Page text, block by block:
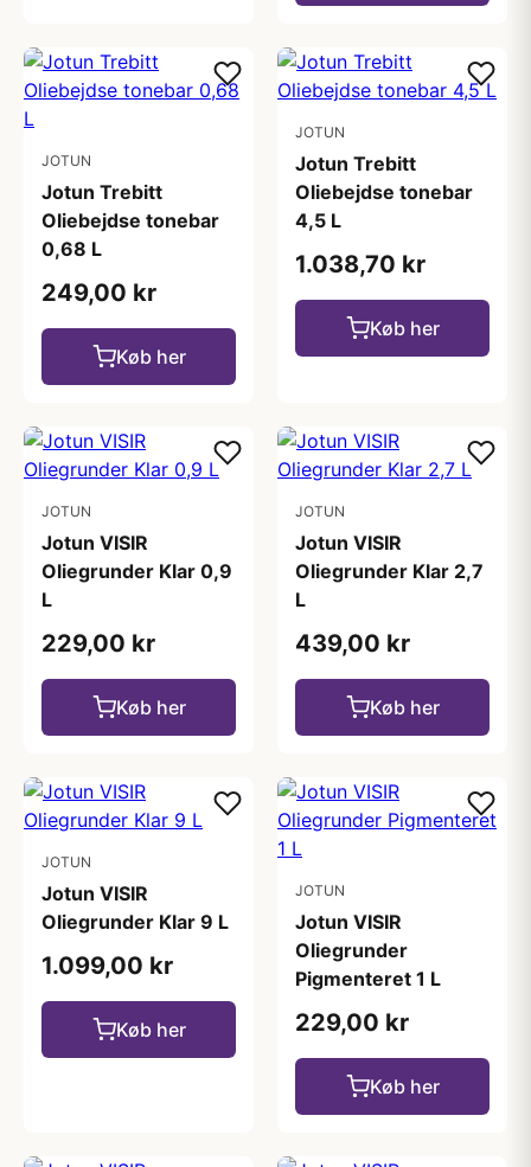
JOTUN
Jotun Trebitt
Oliebejdse tonebar
0,68 L
249,00 kr
Køb her
JOTUN
Jotun Trebitt
Oliebejdse tonebar
4,5 L
1.038,70 kr
Køb her
JOTUN
Jotun VISIR
Oliegrunder Klar 0,9
L
229,00 kr
Køb her
JOTUN
Jotun VISIR
Oliegrunder Klar 2,7
L
439,00 kr
Køb her
JOTUN
Jotun VISIR
Oliegrunder Klar 9 L
1.099,00 kr
Køb her
JOTUN
Jotun VISIR
Oliegrunder
Pigmenteret 1 L
229,00 kr
Køb her